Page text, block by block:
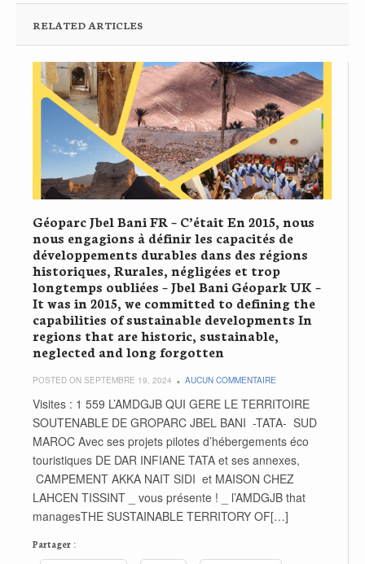
RELATED ARTICLES
Géoparc Jbel Bani FR – C’était En 2015, nous
nous engagions à définir les capacités de
développements durables dans des régions
historiques, Rurales, négligées et trop
longtemps oubliées – Jbel Bani Géopark UK –
It was in 2015, we committed to defining the
capabilities of sustainable developments In
regions that are historic, sustainable,
neglected and long forgotten
POSTED ON SEPTEMBRE 19, 2024 AUCUN COMMENTAIRE
Visites : 1 559 L’AMDGJB QUI GERE LE TERRITOIRE
SOUTENABLE DE GROPARC JBEL BANI -TATA- SUD
MAROC Avec ses projets pilotes d’hébergements éco
touristiques DE DAR INFIANE TATA et ses annexes,
CAMPEMENT AKKA NAIT SIDI et MAISON CHEZ
LAHCEN TISSINT _ vous présente ! _ l’AMDGJB that
managesTHE SUSTAINABLE TERRITORY OF[…]
Partager :